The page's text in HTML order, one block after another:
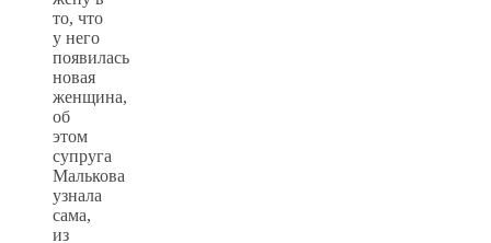
то, что
у него
появилась
новая
женщина,
об
этом
супруга
Малькова
узнала
сама,
из